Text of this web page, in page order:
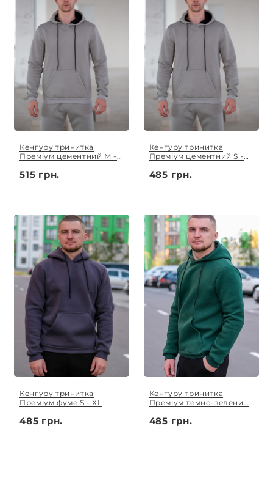
Кенгуру тринитка
Преміум цементний M -
515 грн.
Кенгуру тринитка
Преміум цементний S -
485 грн.
Кенгуру тринитка
Преміум фуме S - XL
485 грн.
Кенгуру тринитка
Преміум темно-зелений
485 грн.